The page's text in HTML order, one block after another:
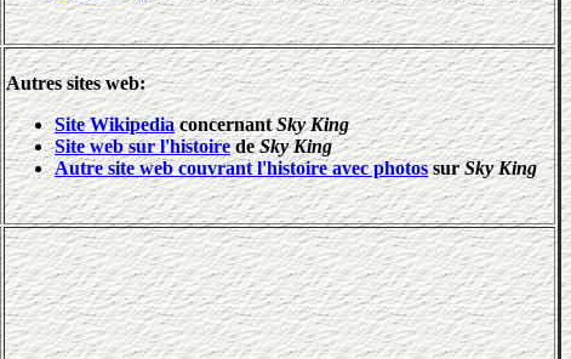
Autres sites web:
Site WikipediaconcernantSky King
Site web sur l'histoiredeSky King
Autre site web couvrant l'histoire avec photossurSky King